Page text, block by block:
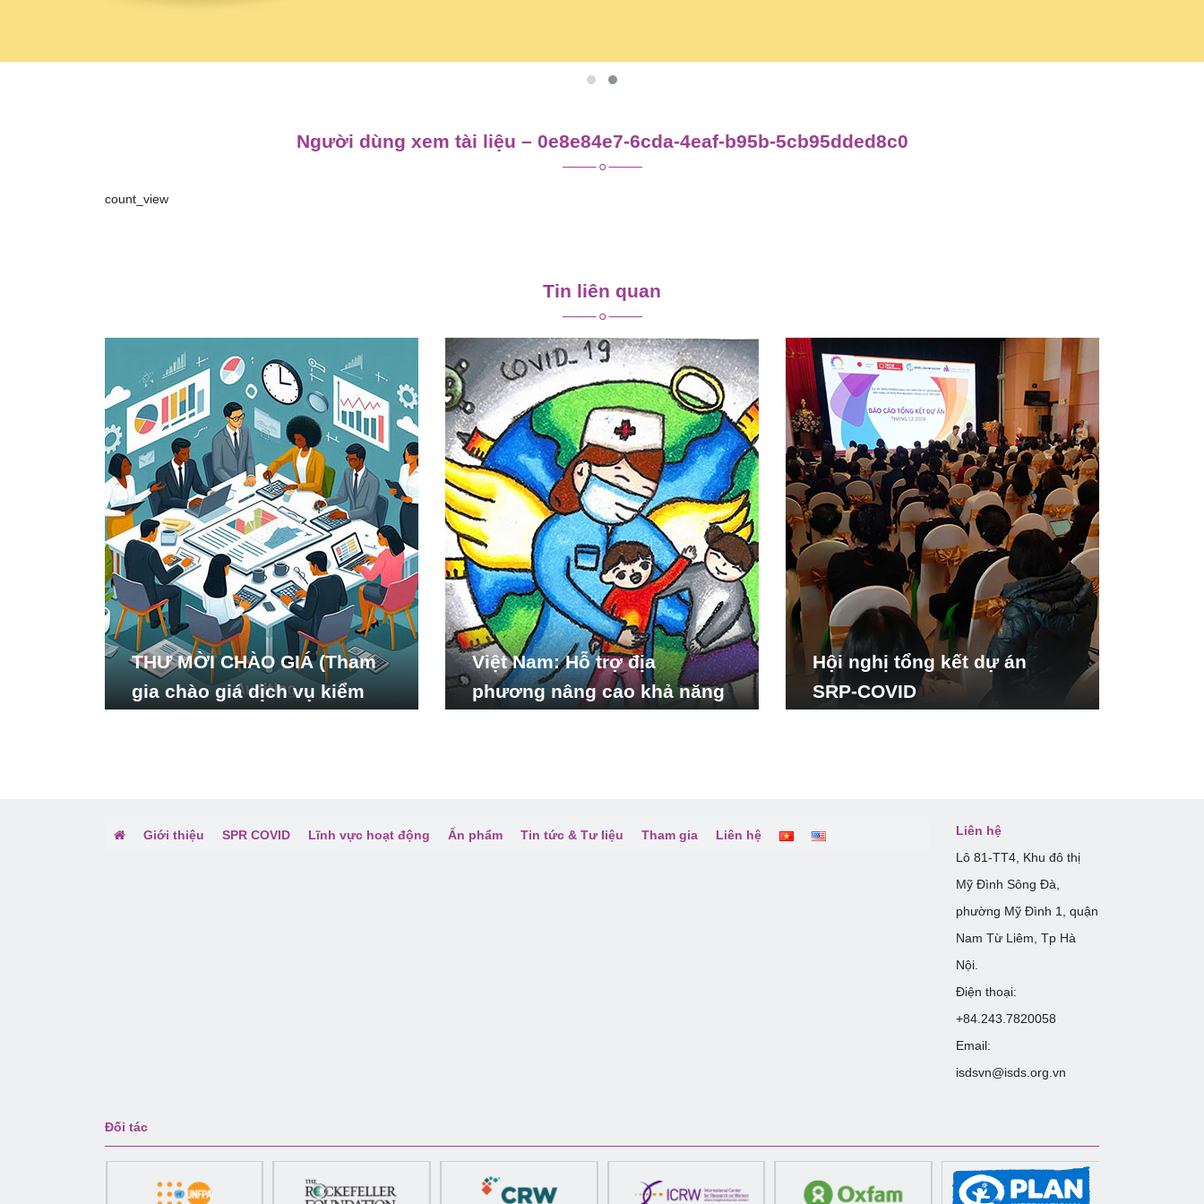
Người dùng xem tài liệu – 0e8e84e7-6cda-4eaf-b95b-5cb95dded8c0
count_view
viết
Tin liên quan
THƯ MỜI CHÀO GIÁ (Tham
gia chào giá dịch vụ kiểm
Việt Nam: Hỗ trợ địa
phương nâng cao khả năng
Hội nghị tổng kết dự án
SRP-COVID
Giới thiệu SPR COVID Lĩnh vực hoạt động Ấn phẩm Tin tức & Tư liệu Tham gia Liên hệ
Liên hệ
Lô 81-TT4, Khu đô thị
Mỹ Đình Sông Đà,
phường Mỹ Đình 1, quận
Nam Từ Liêm, Tp Hà
Nội.
Điện thoại:
+84.243.7820058
Email:
isdsvn@isds.org.vn
Đối tác